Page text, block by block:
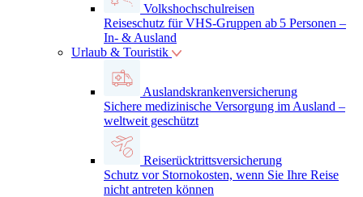
Volkshochschulreisen
Reiseschutz für VHS-Gruppen ab 5 Personen –
In- & Ausland
Urlaub & Touristik
Auslandskrankenversicherung
Sichere medizinische Versorgung im Ausland –
weltweit geschützt
Reiserücktrittsversicherung
Schutz vor Stornokosten, wenn Sie Ihre Reise
nicht antreten können